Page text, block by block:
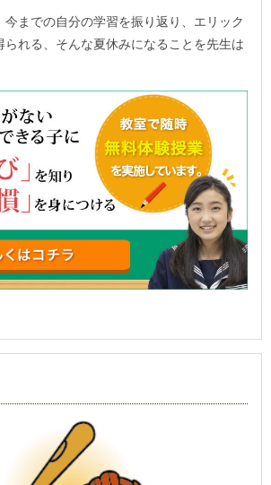
今までの自分の学習を振り返り、エリック
られる、そんな夏休みになることを先生は